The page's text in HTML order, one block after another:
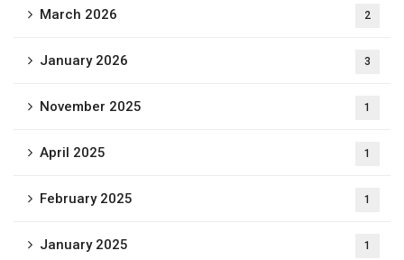
March 2026 2
January 2026 3
November 2025 1
April 2025 1
February 2025 1
January 2025 1